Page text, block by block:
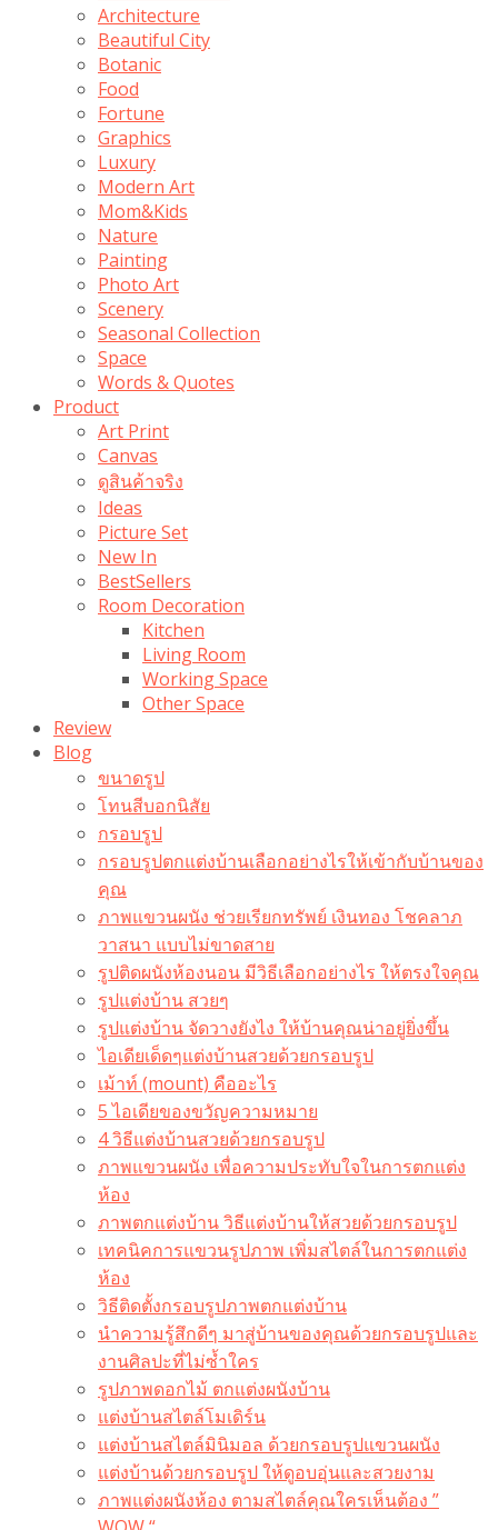
Architecture
Beautiful City
Botanic
Food
Fortune
Graphics
Luxury
Modern Art
Mom&Kids
Nature
Painting
Photo Art
Scenery
Seasonal Collection
Space
Words & Quotes
Product
Art Print
Canvas
ดูสินค้าจริง
Ideas
Picture Set
New In
BestSellers
Room Decoration
Kitchen
Living Room
Working Space
Other Space
Review
Blog
ขนาดรูป
โทนสีบอกนิสัย
กรอบรูป
กรอบรูปตกแต่งบ้านเลือกอย่างไรให้เข้ากับบ้านของ
คุณ
ภาพแขวนผนัง ช่วยเรียกทรัพย์ เงินทอง โชคลาภ
วาสนา แบบไม่ขาดสาย
รูปติดผนังห้องนอน มีวิธีเลือกอย่างไร ให้ตรงใจคุณ
รูปแต่งบ้าน สวยๆ
รูปแต่งบ้าน จัดวางยังไง ให้บ้านคุณน่าอยู่ยิ่งขึ้น
ไอเดียเด็ดๆแต่งบ้านสวยด้วยกรอบรูป
เม้าท์ (mount) คืออะไร​
5 ไอเดียของขวัญความหมาย
4 วิธีแต่งบ้านสวยด้วยกรอบรูป
ภาพแขวนผนัง เพื่อความประทับใจในการตกแต่ง
ห้อง
ภาพตกแต่งบ้าน วิธีแต่งบ้านให้สวยด้วยกรอบรูป
เทคนิคการแขวนรูปภาพ เพิ่มสไตล์ในการตกแต่ง
ห้อง
วิธีติดตั้งกรอบรูปภาพตกแต่งบ้าน
นำความรู้สึกดีๆ มาสู่บ้านของคุณด้วยกรอบรูปและ
งานศิลปะที่ไม่ซ้ำใคร
รูปภาพดอกไม้ ตกแต่งผนังบ้าน
แต่งบ้านสไตล์โมเดิร์น
แต่งบ้านสไตล์มินิมอล ด้วยกรอบรูปแขวนผนัง
แต่งบ้านด้วยกรอบรูป ให้ดูอบอุ่นและสวยงาม
ภาพแต่งผนังห้อง ตามสไตล์คุณใครเห็นต้อง ”